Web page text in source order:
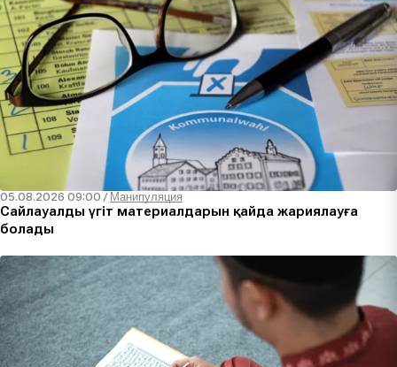
05.08.2026 09:00 / Манипуляция
Сайлауалды үгіт материалдарын қайда жариялауға
болады